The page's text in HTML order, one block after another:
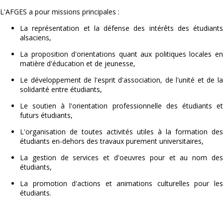
L'AFGES a pour missions principales :
La représentation et la défense des intérêts des étudiants
alsaciens,
La proposition d'orientations quant aux politiques locales en
matière d'éducation et de jeunesse,
Le développement de l'esprit d'association, de l'unité et de la
solidarité entre étudiants,
Le soutien à l'orientation professionnelle des étudiants et
futurs étudiants,
L'organisation de toutes activités utiles à la formation des
étudiants en-dehors des travaux purement universitaires,
La gestion de services et d'oeuvres pour et au nom des
étudiants,
La promotion d'actions et animations culturelles pour les
étudiants.